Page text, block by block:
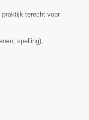
praktijk terecht voor
spelling),